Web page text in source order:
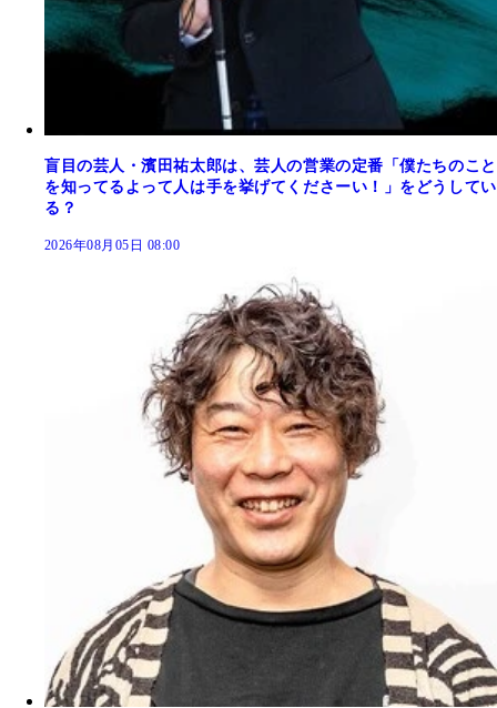
盲目の芸人・濱田祐太郎は、芸人の営業の定番「僕たちのこと
を知ってるよって人は手を挙げてくださーい！」をどうしてい
る？
2026年08月05日 08:00